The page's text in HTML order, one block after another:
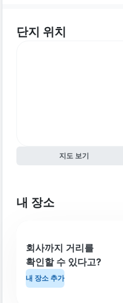
단지 위치
지도 보기
내 장소
회사까지 거리를
확인할 수 있다고?
내 장소 추가